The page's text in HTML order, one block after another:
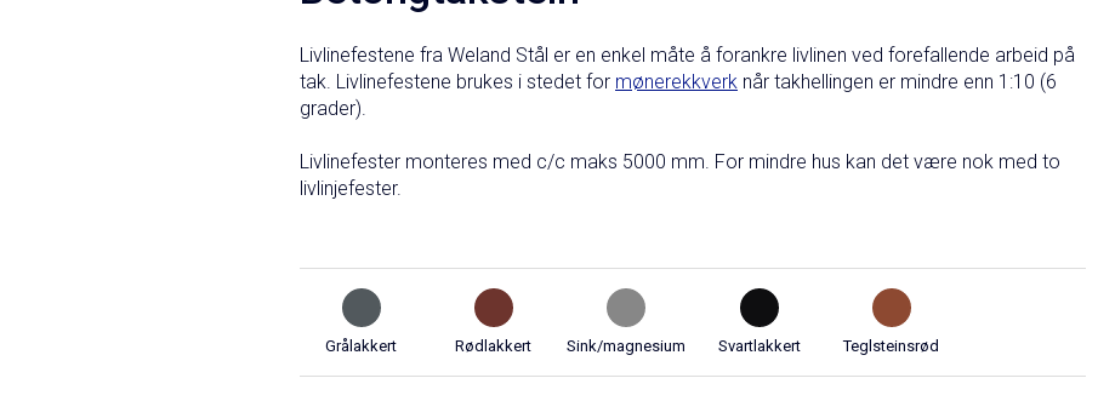
Livlinefestene fra Weland Stål er en enkel måte å forankre livlinen ved forefallende arbeid på
tak. Livlinefestene brukes i stedet for mønerekkverk når takhellingen er mindre enn 1:10 (6
grader).
Livlinefester monteres med c/c maks 5000 mm. For mindre hus kan det være nok med to
livlinjefester.
Grålakkert Rødlakkert Sink/magnesium Svartlakkert Teglsteinsrød